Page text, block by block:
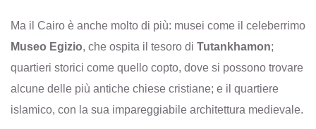
Ma il Cairo è anche molto di più: musei come il celeberrimo
Museo Egizio, che ospita il tesoro di Tutankhamon;
quartieri storici come quello copto, dove si possono trovare
alcune delle più antiche chiese cristiane; e il quartiere
islamico, con la sua impareggiabile architettura medievale.